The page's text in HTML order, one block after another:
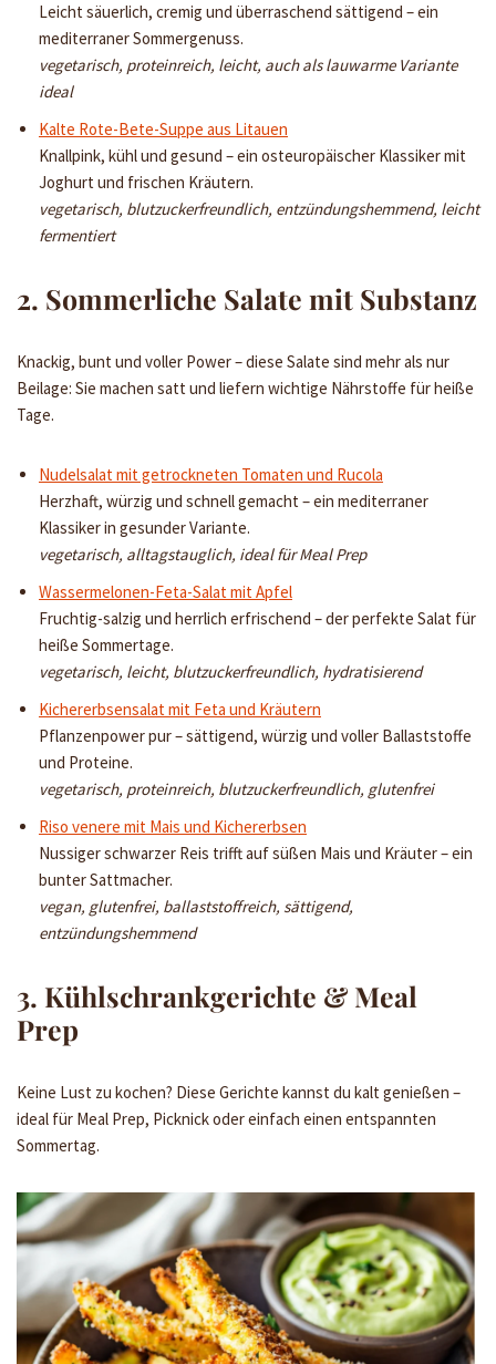
Leicht säuerlich, cremig und überraschend sättigend – ein
mediterraner Sommergenuss.
vegetarisch, proteinreich, leicht, auch als lauwarme Variante
ideal
Kalte Rote-Bete-Suppe aus Litauen
Knallpink, kühl und gesund – ein osteuropäischer Klassiker mit
Joghurt und frischen Kräutern.
vegetarisch, blutzuckerfreundlich, entzündungshemmend, leicht
fermentiert
2. Sommerliche Salate mit Substanz
Knackig, bunt und voller Power – diese Salate sind mehr als nur
Beilage: Sie machen satt und liefern wichtige Nährstoffe für heiße
Tage.
Nudelsalat mit getrockneten Tomaten und Rucola
Herzhaft, würzig und schnell gemacht – ein mediterraner
Klassiker in gesunder Variante.
vegetarisch, alltagstauglich, ideal für Meal Prep
Wassermelonen-Feta-Salat mit Apfel
Fruchtig-salzig und herrlich erfrischend – der perfekte Salat für
heiße Sommertage.
vegetarisch, leicht, blutzuckerfreundlich, hydratisierend
Kichererbsensalat mit Feta und Kräutern
Pflanzenpower pur – sättigend, würzig und voller Ballaststoffe
und Proteine.
vegetarisch, proteinreich, blutzuckerfreundlich, glutenfrei
Riso venere mit Mais und Kichererbsen
Nussiger schwarzer Reis trifft auf süßen Mais und Kräuter – ein
bunter Sattmacher.
vegan, glutenfrei, ballaststoffreich, sättigend,
entzündungshemmend
3. Kühlschrankgerichte & Meal
Prep
Keine Lust zu kochen? Diese Gerichte kannst du kalt genießen –
ideal für Meal Prep, Picknick oder einfach einen entspannten
Sommertag.